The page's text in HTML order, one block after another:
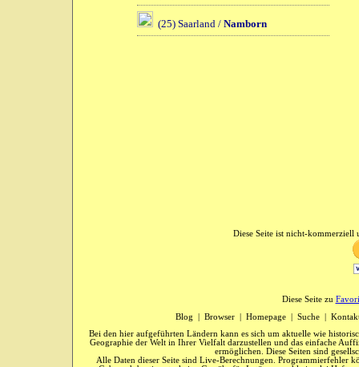
(25) Saarland / Namborn
Diese Seite ist nicht-kommerziell
Diese Seite zu
Blog
Browser| Homepage| Suche|
Bei den hier aufgeführten Ländern kann es sich um aktuelle wie
Geographie der Welt in Ihrer Vielfalt darzustellen und das einfache
ermöglichen. Diese Seiten sind
Alle Daten dieser Seite sind Live-Berechnungen. Programmierfehler